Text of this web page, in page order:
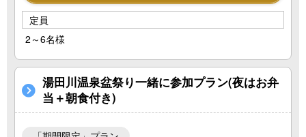
定員
2～6名様
湯田川温泉盆祭り一緒に参加プラン(夜はお弁
当＋朝食付き)